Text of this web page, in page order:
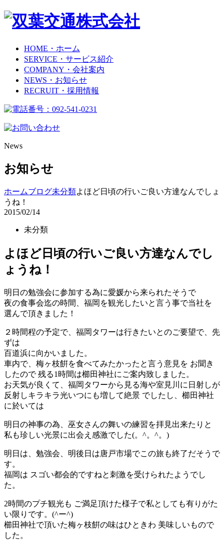
HOME ・ホーム
SERVICE ・サービス紹介
COMPANY ・会社案内
NEWS ・お知らせ
RECRUIT ・採用情報
News
お知らせ
ホームブログ未分類よほど日頃の行いご良い方達なんでしょ
うね​！
2015/02/14
未分類
よほど日頃の行いご良い方達なんでし
ょうね​！
明日の勉強会に参加する為に愛媛から来られたそうで
夜の食事会迄の時間、福岡を観光したいと言う事で当社を
選んで頂きました！
２時間程の予定で、福岡タワーは行きたいとのご要望で、先
ずは
百道浜に向かいました。
車内で、梅ヶ枝餠を食べてみたかったと言う意見を お聞き
したので 残る1時間は櫛田神社にご案内致しました。
お天気が良くて、 福岡タワーから見る海や室見川に日射しが
反射しキラキラ光いつに も増して絶景 でしたし、櫛田神社
に於いては
明日の神事の為、巫女さんの舞いの練習を拝見出来たりと
私も珍しい光景に出会え感激でした(。^。^。)
明日は、勉強会、明後日は唐戸市場でこの旅も終了だそうで
す。
福岡は スゴい都会的ですねと刺激を受けられたようでし
た。
2時間のプチ観光も ご満足頂けた様子で私としても有りがた
い限りです。(^ー^)
櫛田神社で頂いた梅ヶ枝餠の味はひときわ 美味しいもので
した。